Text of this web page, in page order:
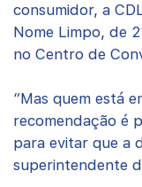
consumidor, a
Nome Limpo, de
no Centro de
“Mas quem está
recomendação é
para evitar que a
superintendente